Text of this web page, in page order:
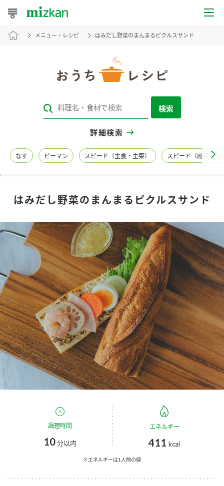
おうちレシピ
レシピカテゴリ一覧
レシピ名特集
商品情報
商品カテゴリ
酢 調味酢
お酢ドリンク ぽん酢
みりん風・料理酒 鍋用調味料
たれ
スープ 中華
新商品一覧
キャンペーン情報
ブランド・スペシャルサイト
ブランド・スペシャルサイト トップ
商品ブランドサイト
Fibee（ファイビー）
くらしプラ酢
お酢ドリンク
つゆ
企業情報
国内事業概要
企業理念
ミツカンの歴史
ミツカンを知る
環境への取り組み
メニュー・レシピ はみだし野菜のまんまるピクルスサンド
検索
詳細検索
なす ピーマン スピード（主食・主菜） スピード（副菜・つ
はみだし野菜のまんまるピクルスサンド
調理時間
10分以内
エネルギー
411 kcal
※エネルギーは1人前の値